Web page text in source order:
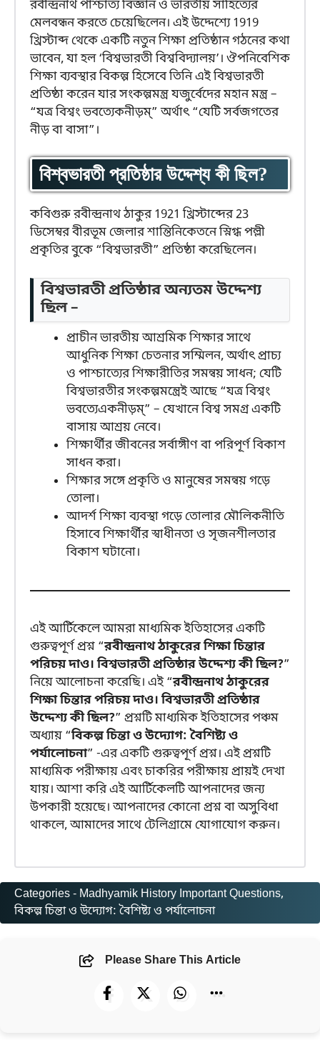
রবীন্দ্রনাথ পাশ্চাত্য বিজ্ঞান ও ভারতীয় সাহিত্যের
মেলবন্ধন করতে চেয়েছিলেন। এই উদ্দেশ্যে 1919
খ্রিস্টাব্দ থেকে একটি নতুন শিক্ষা প্রতিষ্ঠান গঠনের কথা
ভাবেন, যা হল ‘বিশ্বভারতী বিশ্ববিদ্যালয়’। ঔপনিবেশিক
শিক্ষা ব্যবস্থার বিকল্প হিসেবে তিনি এই বিশ্বভারতী
প্রতিষ্ঠা করেন যার সংকল্পমন্ত্র যজুর্বেদের মহান মন্ত্র –
“যত্র বিশ্বং ভবত্যেকনীড়ম্” অর্থাৎ “যেটি সর্বজগতের
নীড় বা বাসা”।
বিশ্বভারতী প্রতিষ্ঠার উদ্দেশ্য কী ছিল?
কবিগুরু রবীন্দ্রনাথ ঠাকুর 1921 খ্রিস্টাব্দের 23
ডিসেম্বর বীরভূম জেলার শান্তিনিকেতনে স্নিগ্ধ পল্লী
প্রকৃতির বুকে “বিশ্বভারতী” প্রতিষ্ঠা করেছিলেন।
বিশ্বভারতী প্রতিষ্ঠার অন্যতম উদ্দেশ্য
ছিল –
প্রাচীন ভারতীয় আশ্রমিক শিক্ষার সাথে
আধুনিক শিক্ষা চেতনার সম্মিলন, অর্থাৎ প্রাচ্য
ও পাশ্চাত্যের শিক্ষারীতির সমন্বয় সাধন; যেটি
বিশ্বভারতীর সংকল্পমন্ত্রেই আছে “যত্র বিশ্বং
ভবত্যেএকনীড়ম্” – যেখানে বিশ্ব সমগ্র একটি
বাসায় আশ্রয় নেবে।
শিক্ষার্থীর জীবনের সর্বাঙ্গীণ বা পরিপূর্ণ বিকাশ
সাধন করা।
শিক্ষার সঙ্গে প্রকৃতি ও মানুষের সমন্বয় গড়ে
তোলা।
আদর্শ শিক্ষা ব্যবস্থা গড়ে তোলার মৌলিকনীতি
হিসাবে শিক্ষার্থীর স্বাধীনতা ও সৃজনশীলতার
বিকাশ ঘটানো।
এই আর্টিকেলে আমরা মাধ্যমিক ইতিহাসের একটি
গুরুত্বপূর্ণ প্রশ্ন “রবীন্দ্রনাথ ঠাকুরের শিক্ষা চিন্তার
পরিচয় দাও। বিশ্বভারতী প্রতিষ্ঠার উদ্দেশ্য কী ছিল?”
নিয়ে আলোচনা করেছি। এই “রবীন্দ্রনাথ ঠাকুরের
শিক্ষা চিন্তার পরিচয় দাও। বিশ্বভারতী প্রতিষ্ঠার
উদ্দেশ্য কী ছিল?” প্রশ্নটি মাধ্যমিক ইতিহাসের পঞ্চম
অধ্যায় “বিকল্প চিন্তা ও উদ্যোগ: বৈশিষ্ট্য ও
পর্যালোচনা” -এর একটি গুরুত্বপূর্ণ প্রশ্ন। এই প্রশ্নটি
মাধ্যমিক পরীক্ষায় এবং চাকরির পরীক্ষায় প্রায়ই দেখা
যায়। আশা করি এই আর্টিকেলটি আপনাদের জন্য
উপকারী হয়েছে। আপনাদের কোনো প্রশ্ন বা অসুবিধা
থাকলে, আমাদের সাথে টেলিগ্রামে যোগাযোগ করুন।
Categories - Madhyamik History Important Questions
বিকল্প চিন্তা ও উদ্যোগ: বৈশিষ্ট্য ও পর্যালোচনা
Please Share This Article